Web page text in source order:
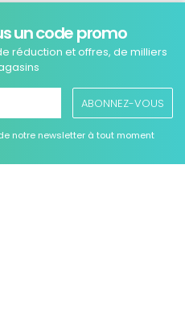
un code promo
réduction et offres, de milliers
ABONNEZ-VOUS
notre newsletter à tout moment